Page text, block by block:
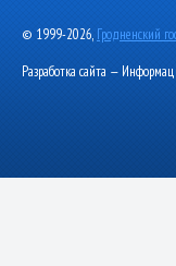
© 1999-2026, Гродненский
Разработка сайта —